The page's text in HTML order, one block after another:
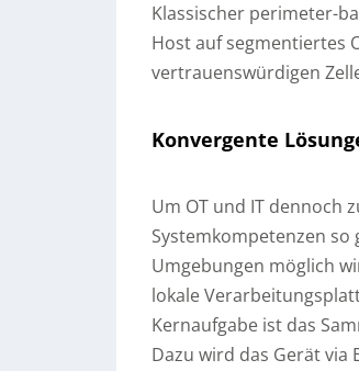
Klassischer perimeter-
Host auf segmentiertes
vertrauenswürdigen
Konvergente
Um OT und IT dennoch
Systemkompetenzen so
Umgebungen möglich
lokale
Kernaufgabe ist das
Dazu wird das Gerät via